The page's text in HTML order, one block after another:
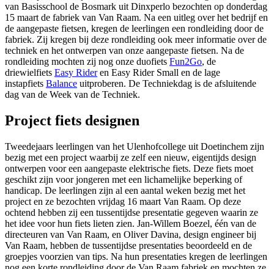
van Basisschool de Bosmark uit Dinxperlo bezochten op donderdag
15 maart de fabriek van Van Raam. Na een uitleg over het bedrijf en
de aangepaste fietsen, kregen de leerlingen een rondleiding door de
fabriek. Zij kregen bij deze rondleiding ook meer informatie over de
techniek en het ontwerpen van onze aangepaste fietsen. Na de
rondleiding mochten zij nog onze duofiets Fun2Go, de
driewielfiets Easy Rideren Easy Rider Small en de lage
instapfiets Balance uitproberen. De Techniekdag is de afsluitende
dag van de Week van de Techniek.
Project fiets designen
Tweedejaars leerlingen van het Ulenhofcollege uit Doetinchem zijn
bezig met een project waarbij ze zelf een nieuw, eigentijds design
ontwerpen voor een aangepaste elektrische fiets. Deze fiets moet
geschikt zijn voor jongeren met een lichamelijke beperking of
handicap. De leerlingen zijn al een aantal weken bezig met het
project en ze bezochten vrijdag 16 maart Van Raam. Op deze
ochtend hebben zij een tussentijdse presentatie gegeven waarin ze
het idee voor hun fiets lieten zien. Jan-Willem Boezel, één van de
directeuren van Van Raam, en Oliver Davina, design engineer bij
Van Raam, hebben de tussentijdse presentaties beoordeeld en de
groepjes voorzien van tips. Na hun presentaties kregen de leerlingen